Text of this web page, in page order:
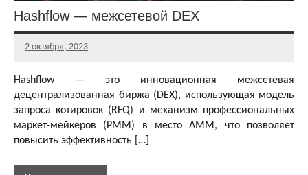
Hashflow — межсетевой DEX
2 октября, 2023
Главный
Hashflow — это инновационная межсетевая
децентрализованная биржа (DEX), использующая модель
запроса котировок (RFQ) и механизм профессиональных
маркет-мейкеров (PMM) в место AMM, что позволяет
повысить эффективность […]